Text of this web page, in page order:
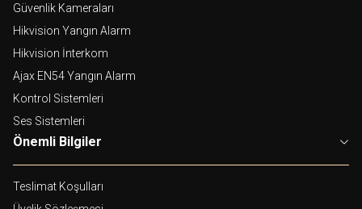
Güvenlik Kameraları
Hikvision Yangın Alarm
Hikvision İnterkom
Ajax EN54 Yangın Alarm
Kontrol Sistemleri
Ses Sistemleri
Önemli Bilgiler
Teslimat Koşulları